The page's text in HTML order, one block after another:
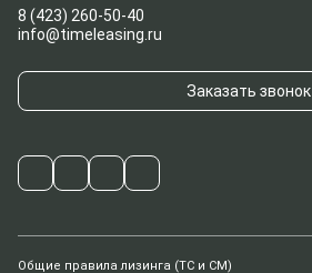
8 (423) 260-50-40
info@timeleasing.ru
Заказать звонок
Общие правила лизинга (ТС и СМ)